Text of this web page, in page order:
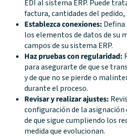
EDI al sistema ERP. Puede
factura, cantidades del
Establezca conexiones:
los elementos de datos de su
campos de su sistema ERP.
Haz pruebas con regularidad:
para asegurarte de que se
y de que no se pierde o
durante el proceso.
Revisar y realizar ajustes:
configuración de la asignación
de que sigue cumpliendo los
medida que evolucionan.